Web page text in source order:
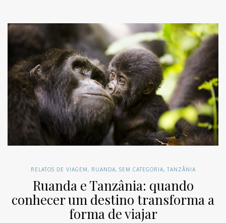
RELATOS DE VIAGEM, RUANDA, SEM CATEGORIA, TANZÂNIA
Ruanda e Tanzânia: quando
conhecer um destino transforma a
forma de viajar